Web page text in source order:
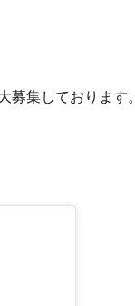
集しております。